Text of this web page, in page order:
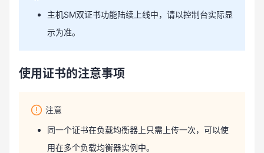
主机SM双证书功能陆续上线中，请以控制台实际显
示为准。
使用证书的注意事项
注意
同一个证书在负载均衡器上只需上传一次，可以使
用在多个负载均衡器实例中。